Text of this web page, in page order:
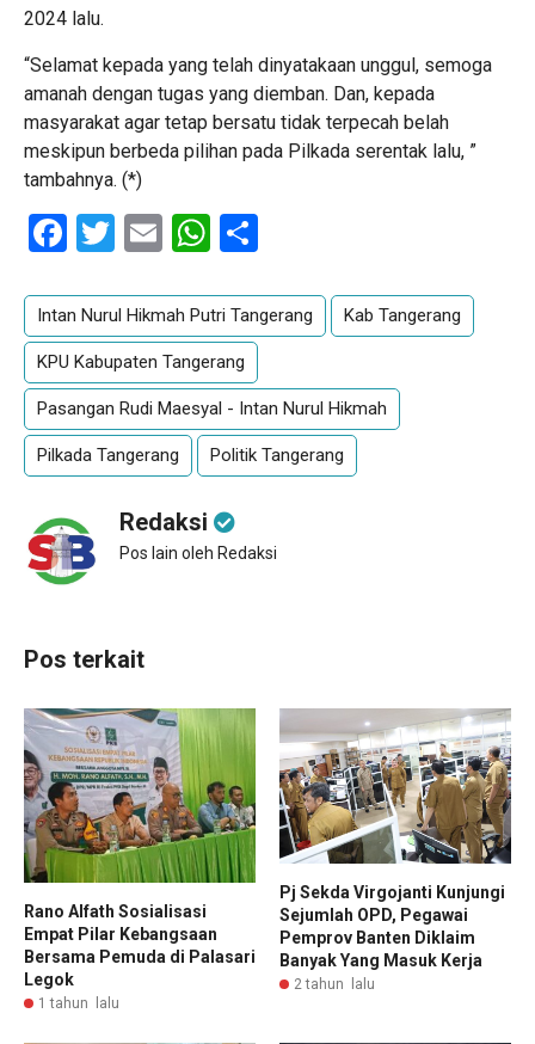
2024 lalu.
“Selamat kepada yang telah dinyatakaan unggul, semoga
amanah dengan tugas yang diemban. Dan, kepada
masyarakat agar tetap bersatu tidak terpecah belah
meskipun berbeda pilihan pada Pilkada serentak lalu, ”
tambahnya. (*)
Facebook
Twitter
EmailWhatsApp
Intan Nurul Hikmah Putri Tangerang Kab Tangerang
KPU Kabupaten Tangerang
Pasangan Rudi Maesyal - Intan Nurul Hikmah
Pilkada Tangerang Politik Tangerang
Redaksi
Pos lain oleh Redaksi
Pos terkait
Rano Alfath Sosialisasi
Empat Pilar Kebangsaan
Bersama Pemuda di Palasari
Legok
1 tahun lalu
Pj Sekda Virgojanti Kunjungi
Sejumlah OPD, Pegawai
Pemprov Banten Diklaim
Banyak Yang Masuk Kerja
2 tahun lalu